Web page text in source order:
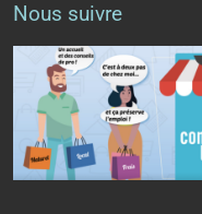
Nous suivre